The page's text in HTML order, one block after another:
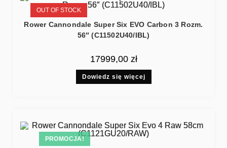
OUT OF STOCK
Rower Cannondale Super Six EVO Carbon 3 Rozm.
56″ (C11502U40/IBL)
17999,00 zł
Dowiedz się więcej
PROMOCJA!